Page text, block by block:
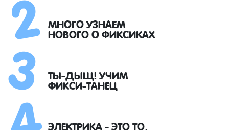
МНОГО УЗНАЕМ
НОВОГО О ФИКСИКАХ
ТЫ-ДЫЩ! УЧИМ
ФИКСИ-ТАНЕЦ
ЭЛЕКТРИКА - ЭТО ТО,